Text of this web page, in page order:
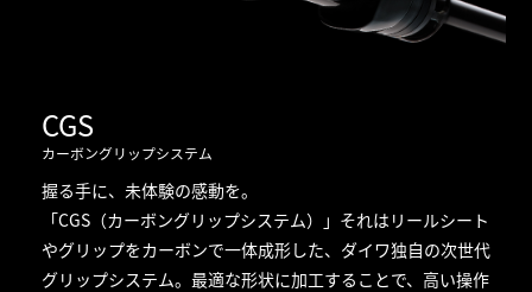
CGS
カーボングリップシステム
握る手に、未体験の感動を。
「CGS（カーボングリップシステム）」それはリールシート
やグリップをカーボンで一体成形した、ダイワ独自の次世代
グリップシステム。最適な形状に加工することで、高い操作